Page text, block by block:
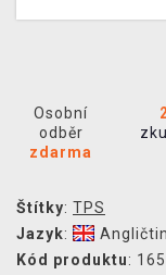
Osobní
odběr
zdarma
Štítky: TPS
Jazyk:
Kód produktu: